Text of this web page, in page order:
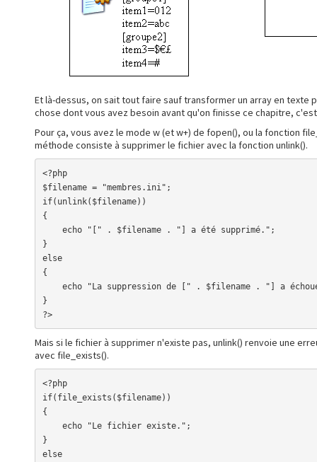
Et là-dessus, on sait tout faire sauf transformer un array en texte
chose dont vous avez besoin avant qu'on finisse ce chapitre,
Pour ça, vous avez le mode w (et w+) de fopen(), ou la fonction
méthode consiste à supprimer le fichier avec la fonction unlink().
<?php
$filename = "membres.ini";
if(unlink($filename))
{
}
else
{
}
?>
Mais si le fichier à supprimer n'existe pas, unlink() renvoie une
avec file_exists().
<?php
if(file_exists($filename))
{
}
else